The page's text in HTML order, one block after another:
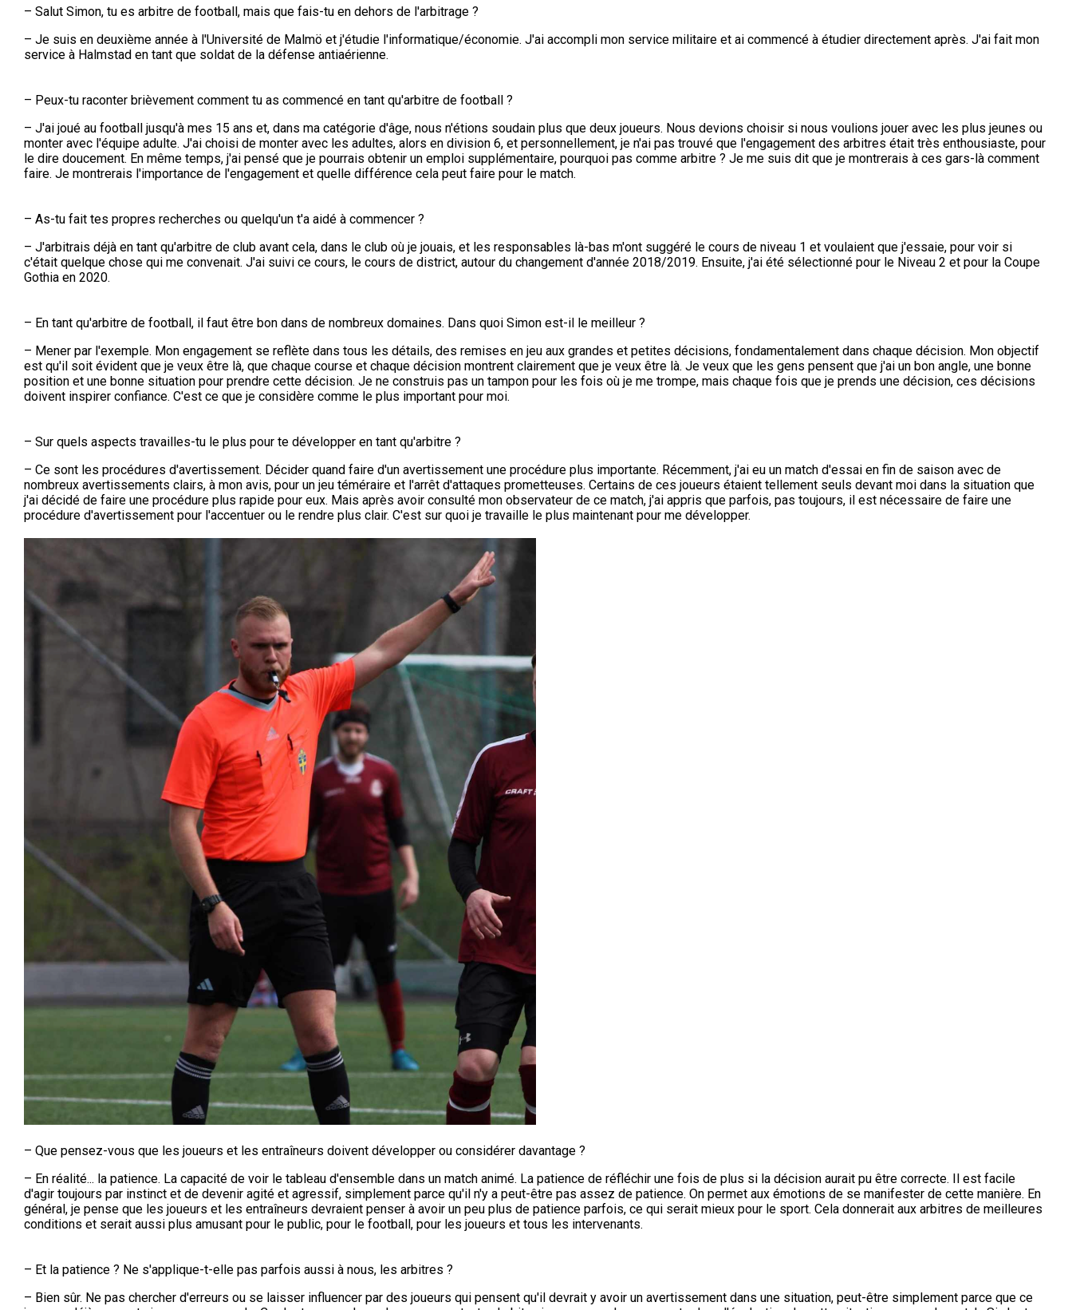
– Salut Simon, tu es arbitre de football, mais que fais-tu en dehors de l'arbitrage ?
– Je suis en deuxième année à l'Université de Malmö et j'étudie l'informatique/économie. J'ai accompli mon service militaire et ai commencé à étudier directement après. J'ai fait mon
service à Halmstad en tant que soldat de la défense antiaérienne.
– Peux-tu raconter brièvement comment tu as commencé en tant qu'arbitre de football ?
– J'ai joué au football jusqu'à mes 15 ans et, dans ma catégorie d'âge, nous n'étions soudain plus que deux joueurs. Nous devions choisir si nous voulions jouer avec les plus jeunes ou
monter avec l'équipe adulte. J'ai choisi de monter avec les adultes, alors en division 6, et personnellement, je n'ai pas trouvé que l'engagement des arbitres était très enthousiaste, pour
le dire doucement. En même temps, j'ai pensé que je pourrais obtenir un emploi supplémentaire, pourquoi pas comme arbitre ? Je me suis dit que je montrerais à ces gars-là comment
faire. Je montrerais l'importance de l'engagement et quelle différence cela peut faire pour le match.
– As-tu fait tes propres recherches ou quelqu'un t'a aidé à commencer ?
– J'arbitrais déjà en tant qu'arbitre de club avant cela, dans le club où je jouais, et les responsables là-bas m'ont suggéré le cours de niveau 1 et voulaient que j'essaie, pour voir si
c'était quelque chose qui me convenait. J'ai suivi ce cours, le cours de district, autour du changement d'année 2018/2019. Ensuite, j'ai été sélectionné pour le Niveau 2 et pour la Coupe
Gothia en 2020.
– En tant qu'arbitre de football, il faut être bon dans de nombreux domaines. Dans quoi Simon est-il le meilleur ?
– Mener par l'exemple. Mon engagement se reflète dans tous les détails, des remises en jeu aux grandes et petites décisions, fondamentalement dans chaque décision. Mon objectif
est qu'il soit évident que je veux être là, que chaque course et chaque décision montrent clairement que je veux être là. Je veux que les gens pensent que j'ai un bon angle, une bonne
position et une bonne situation pour prendre cette décision. Je ne construis pas un tampon pour les fois où je me trompe, mais chaque fois que je prends une décision, ces décisions
doivent inspirer confiance. C'est ce que je considère comme le plus important pour moi.
– Sur quels aspects travailles-tu le plus pour te développer en tant qu'arbitre ?
– Ce sont les procédures d'avertissement. Décider quand faire d'un avertissement une procédure plus importante. Récemment, j'ai eu un match d'essai en fin de saison avec de
nombreux avertissements clairs, à mon avis, pour un jeu téméraire et l'arrêt d'attaques prometteuses. Certains de ces joueurs étaient tellement seuls devant moi dans la situation que
j'ai décidé de faire une procédure plus rapide pour eux. Mais après avoir consulté mon observateur de ce match, j'ai appris que parfois, pas toujours, il est nécessaire de faire une
procédure d'avertissement pour l'accentuer ou le rendre plus clair. C'est sur quoi je travaille le plus maintenant pour me développer.
– Que pensez-vous que les joueurs et les entraîneurs doivent développer ou considérer davantage ?
– En réalité... la patience. La capacité de voir le tableau d'ensemble dans un match animé. La patience de réfléchir une fois de plus si la décision aurait pu être correcte. Il est facile
d'agir toujours par instinct et de devenir agité et agressif, simplement parce qu'il n'y a peut-être pas assez de patience. On permet aux émotions de se manifester de cette manière. En
général, je pense que les joueurs et les entraîneurs devraient penser à avoir un peu plus de patience parfois, ce qui serait mieux pour le sport. Cela donnerait aux arbitres de meilleures
conditions et serait aussi plus amusant pour le public, pour le football, pour les joueurs et tous les intervenants.
– Et la patience ? Ne s'applique-t-elle pas parfois aussi à nous, les arbitres ?
– Bien sûr. Ne pas chercher d'erreurs ou se laisser influencer par des joueurs qui pensent qu'il devrait y avoir un avertissement dans une situation, peut-être simplement parce que ce